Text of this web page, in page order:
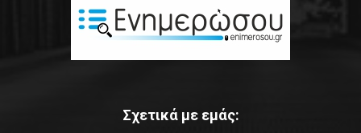
Σχετικά με εμάς: